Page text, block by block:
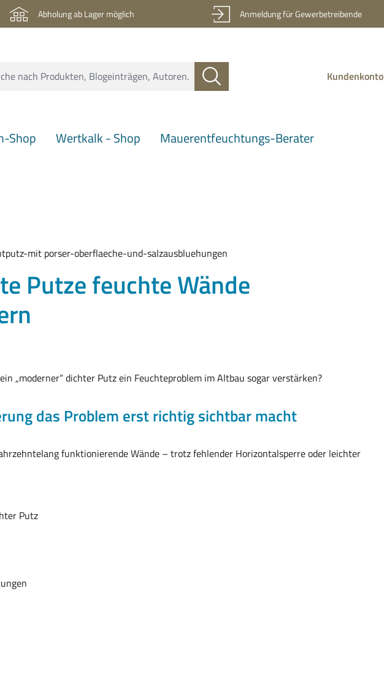
Abholung ab Lager möglich Anmeldung für Gewerbetreibende
Kundenkonto
Shop Wertkalk - Shop Mauerentfeuchtungs-Berater
Putze feuchte Wände
„moderner“ dichter Putz ein Feuchteproblem im Altbau sogar verstärken?
das Problem erst richtig sichtbar macht
funktionierende Wände – trotz fehlender Horizontalsperre oder leichter
Putz